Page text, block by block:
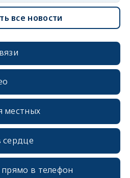
все новости
местных
сердце
в телефон